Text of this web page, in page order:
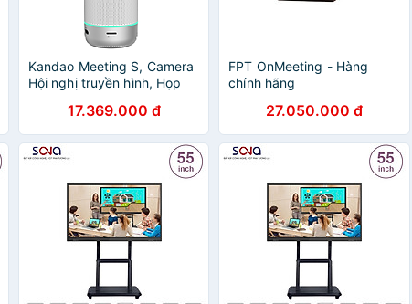
Kandao Meeting S, Camera
Hội nghị truyền hình, Họp
Góc Siêu rộng 180°, Độc lập
– Standalone, Tích hợp 4
trong một gồm Loa, Micro
và Hệ điều hành Android.
Hàng chính hãng
17.369.000 đ
FPT OnMeeting - Hàng
chính hãng
27.050.000 đ